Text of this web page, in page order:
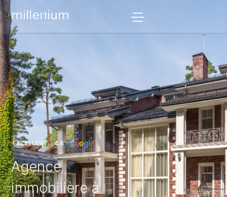
EXCELLENT 4.8
Agence
immobilière à